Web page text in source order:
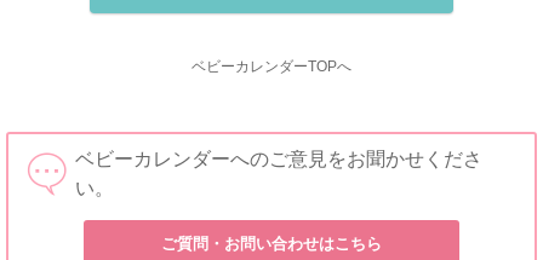
ベビーカレンダーTOPへ
ベビーカレンダーへのご意見をお聞かせくださ
い。
ご質問・お問い合わせはこちら